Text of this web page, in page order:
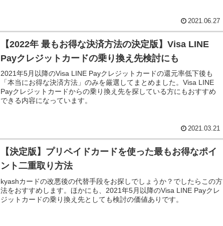
2021.06.27
【2022年 最もお得な決済方法の決定版】Visa LINE
Payクレジットカードの乗り換え先検討にも
2021年5月以降のVisa LINE Payクレジットカードの還元率低下後も
「本当にお得な決済方法」のみを厳選してまとめました。Visa LINE
Payクレジットカードからの乗り換え先を探している方にもおすすめ
できる内容になっています。
2021.03.21
【決定版】プリペイドカードを使った最もお得なポイ
ント二重取り方法
kyashカードの改悪後の代替手段をお探しでしょうか？でしたらこの方
法をおすすめします。ほかにも、2021年5月以降のVisa LINE Payクレ
ジットカードの乗り換え先としても検討の価値ありです。